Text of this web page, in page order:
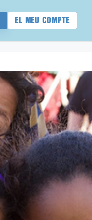
EL MEU COMPTE